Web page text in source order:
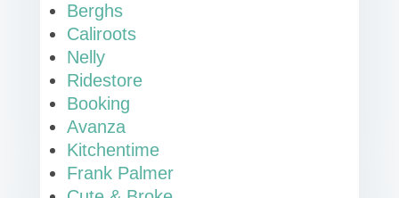
Berghs
Caliroots
Nelly
Ridestore
Booking
Avanza
Kitchentime
Frank Palmer